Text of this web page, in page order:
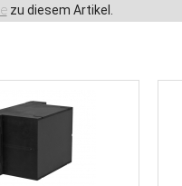
zu diesem Artikel.